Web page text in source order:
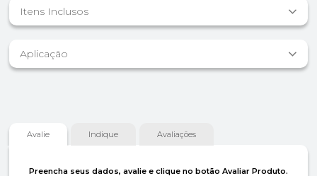
Itens Inclusos
Aplicação
Avalie Indique Avaliações
Preencha seus dados, avalie e clique no botão Avaliar Produto.